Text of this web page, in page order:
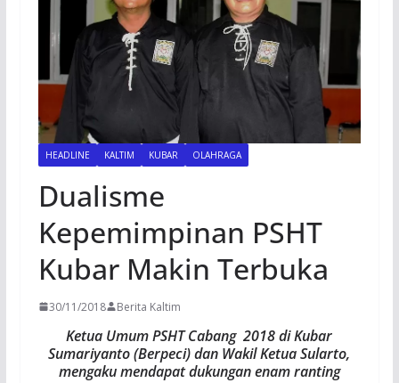
HEADLINE KALTIM KUBAR OLAHRAGA
Dualisme
Kepemimpinan PSHT
Kubar Makin Terbuka
30/11/2018 Berita Kaltim
Ketua Umum PSHT Cabang 2018 di Kubar
Sumariyanto (Berpeci) dan Wakil Ketua Sularto,
mengaku mendapat dukungan enam ranting